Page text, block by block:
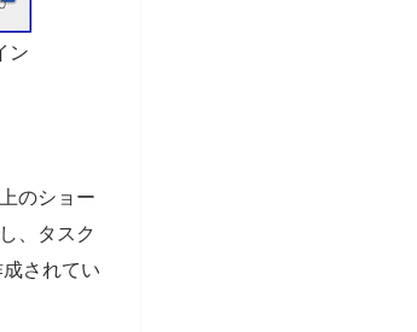
ン
のショー
、タスク
されてい